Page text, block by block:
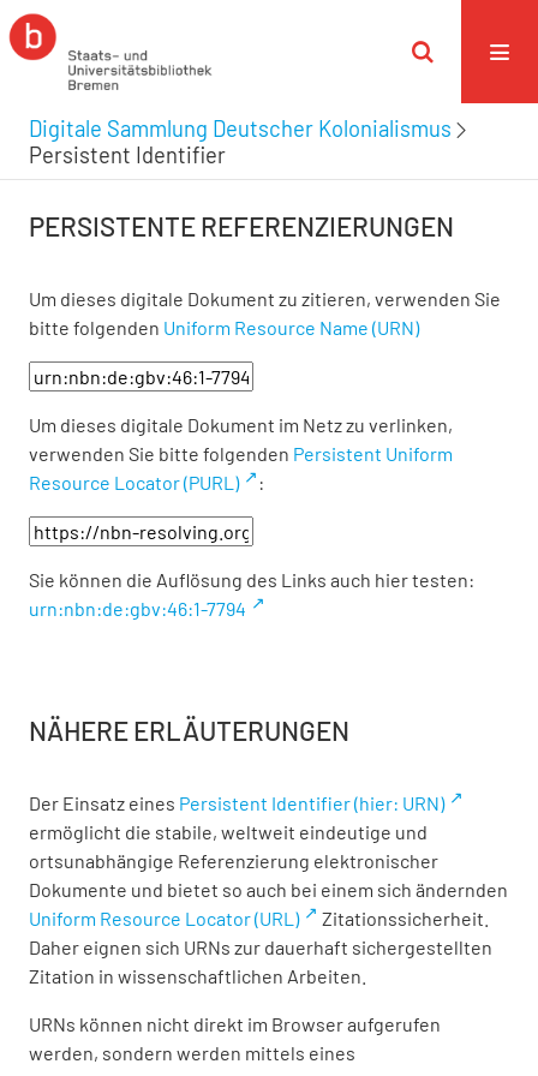
Digitale Sammlung Deutscher Kolonialismus
Persistent Identifier
PERSISTENTE REFERENZIERUNGEN
Um dieses digitale Dokument zu zitieren, verwenden Sie
bitte folgenden Uniform Resource Name (URN)
Um dieses digitale Dokument im Netz zu verlinken,
verwenden Sie bitte folgenden Persistent Uniform
Resource Locator (PURL)
:
Sie können die Auflösung des Links auch hier testen:
urn:nbn:de:gbv:46:1-7794
NÄHERE ERLÄUTERUNGEN
Der Einsatz eines Persistent Identifier (hier: URN)
ermöglicht die stabile, weltweit eindeutige und
ortsunabhängige Referenzierung elektronischer
Dokumente und bietet so auch bei einem sich ändernden
Uniform Resource Locator (URL)
Zitationssicherheit.
Daher eignen sich URNs zur dauerhaft sichergestellten
Zitation in wissenschaftlichen Arbeiten.
URNs können nicht direkt im Browser aufgerufen
werden, sondern werden mittels eines